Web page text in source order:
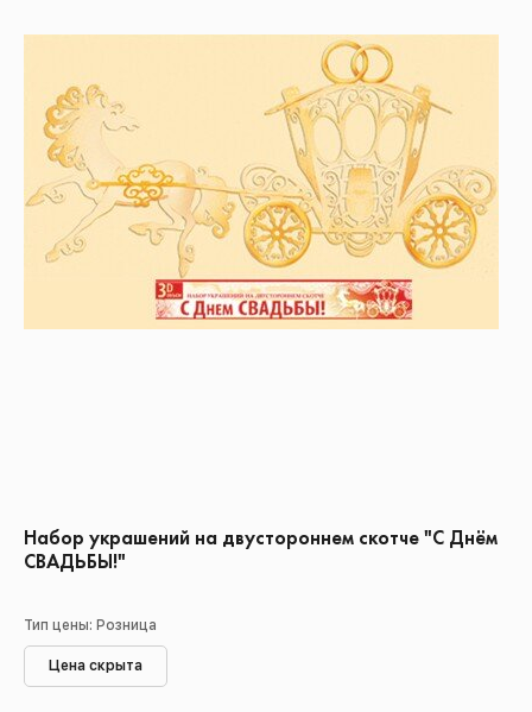
Набор украшений на двустороннем скотче "С Днём
СВАДЬБЫ!"
Тип цены: Розница
Цена скрыта